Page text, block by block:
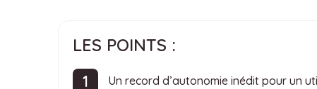
LES POINTS :
Un record d’autonomie inédit pour un